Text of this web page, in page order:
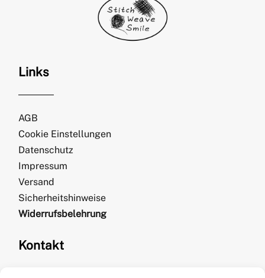
Links
AGB
Cookie Einstellungen
Datenschutz
Impressum
Versand
Sicherheitshinweise
Widerrufsbelehrung
Kontakt